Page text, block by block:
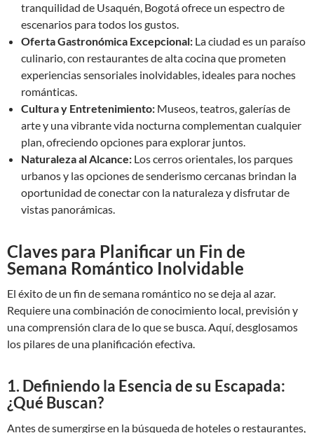
tranquilidad de Usaquén, Bogotá ofrece un espectro de
escenarios para todos los gustos.
Oferta Gastronómica Excepcional: La ciudad es un paraíso
culinario, con restaurantes de alta cocina que prometen
experiencias sensoriales inolvidables, ideales para noches
románticas.
Cultura y Entretenimiento: Museos, teatros, galerías de
arte y una vibrante vida nocturna complementan cualquier
plan, ofreciendo opciones para explorar juntos.
Naturaleza al Alcance: Los cerros orientales, los parques
urbanos y las opciones de senderismo cercanas brindan la
oportunidad de conectar con la naturaleza y disfrutar de
vistas panorámicas.
Claves para Planificar un Fin de
Semana Romántico Inolvidable
El éxito de un fin de semana romántico no se deja al azar.
Requiere una combinación de conocimiento local, previsión y
una comprensión clara de lo que se busca. Aquí, desglosamos
los pilares de una planificación efectiva.
1. Definiendo la Esencia de su Escapada:
¿Qué Buscan?
Antes de sumergirse en la búsqueda de hoteles o restaurantes,